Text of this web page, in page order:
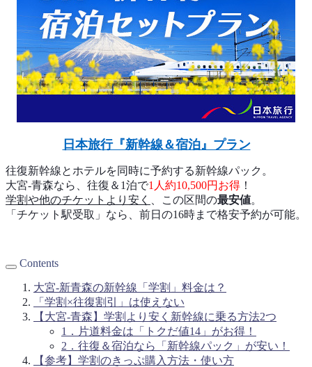
日本旅行『新幹線＆宿泊』プラン
往復新幹線とホテルを同時に予約する新幹線パック。
大宮-青森なら、往復＆1泊で1人約10,500円お得 ！
学割や他のチケットより安く
、この区間の最安値。
「チケット駅受取」なら、前日の16時まで格安予約が可能。
Contents
大宮‐新青森の新幹線「学割」料金は？
「学割×往復割引」は使えない
【大宮‐青森】学割より安く新幹線に乗る方法2つ
1．片道料金は「トクだ値14」がお得！
2．往復＆宿泊なら「新幹線パック」が安い！
【参考】学割のきっぷ購入方法・使い方